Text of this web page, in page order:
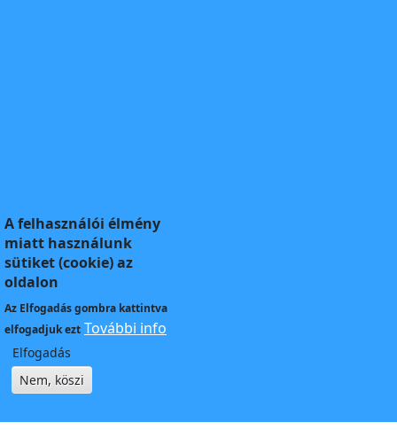
A felhasználói élmény
miatt használunk
sütiket (cookie) az
oldalon
Az Elfogadásgombra kattintva
elfogadjuk ezt További info
Elfogadás
Nem, köszi